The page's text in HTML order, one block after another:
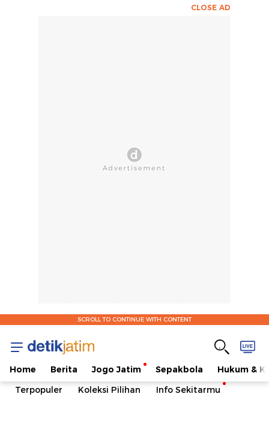
CLOSE AD
SCROLL TO CONTINUE WITH CONTENT
Home Berita Jogo Jatim Sepakbola
Hukum &
Terpopuler
Koleksi Pilihan Info Sekitarmu